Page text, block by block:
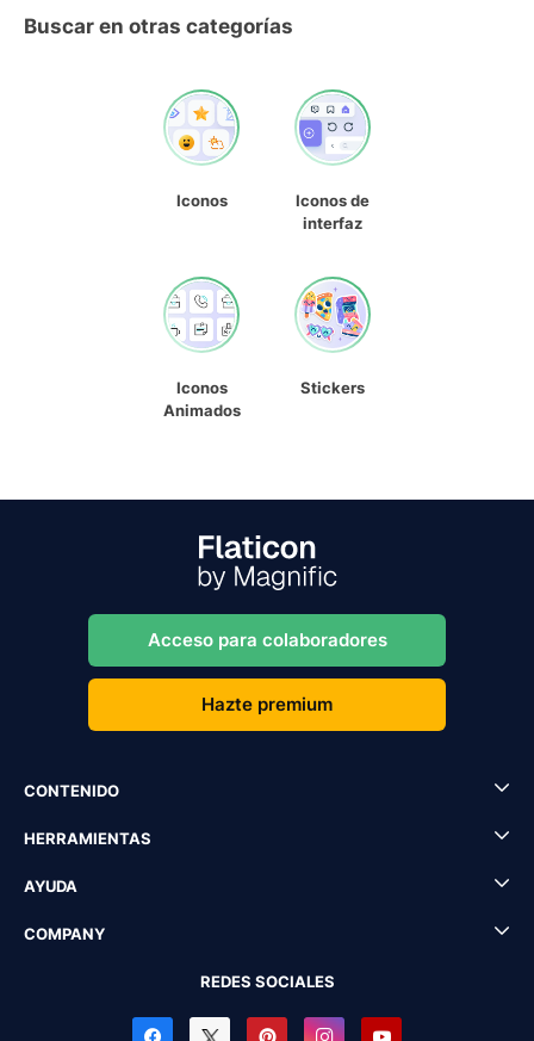
Buscar en otras categorías
Iconos
Iconos de
interfaz
Iconos
Animados
Stickers
Acceso para colaboradores
Hazte premium
CONTENIDO
HERRAMIENTAS
AYUDA
COMPANY
REDES SOCIALES